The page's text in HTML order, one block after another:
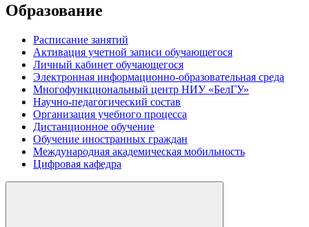
Образование
Расписание занятий
Активация учетной записи обучающегося
Личный кабинет обучающегося
Электронная информационно-образовательная среда
Многофункциональный центр НИУ «БелГУ»
Научно-педагогический состав
Организация учебного процесса
Дистанционное обучение
Обучение иностранных граждан
Международная академическая мобильность
Цифровая кафедра